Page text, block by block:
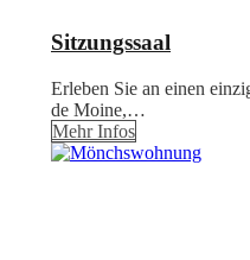
Sitzungssaal
Erleben Sie an einen
de Moine,…
Mehr Infos